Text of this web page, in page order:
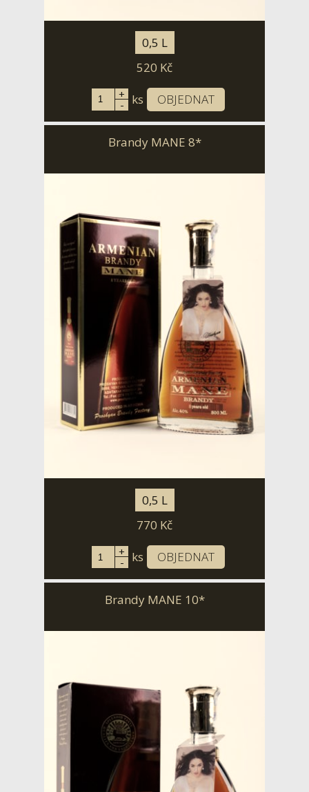
0,5 L
520 Kč
+
- ks OBJEDNAT
Brandy MANE 8*
0,5 L
770 Kč
+
- ks OBJEDNAT
Brandy MANE 10*